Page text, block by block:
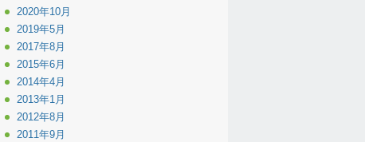
2020年10月
2019年5月
2017年8月
2015年6月
2014年4月
2013年1月
2012年8月
2011年9月